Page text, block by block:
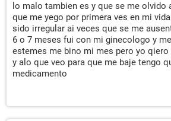
lo malo tambien es y que se me olvido
que me yego por primera ves en mi
sido irregular ai veces que se me
6 o 7 meses fui con mi ginecologo y
estemes me bino mi mes pero yo qiero
y alo que veo para que me baje tengo
medicamento